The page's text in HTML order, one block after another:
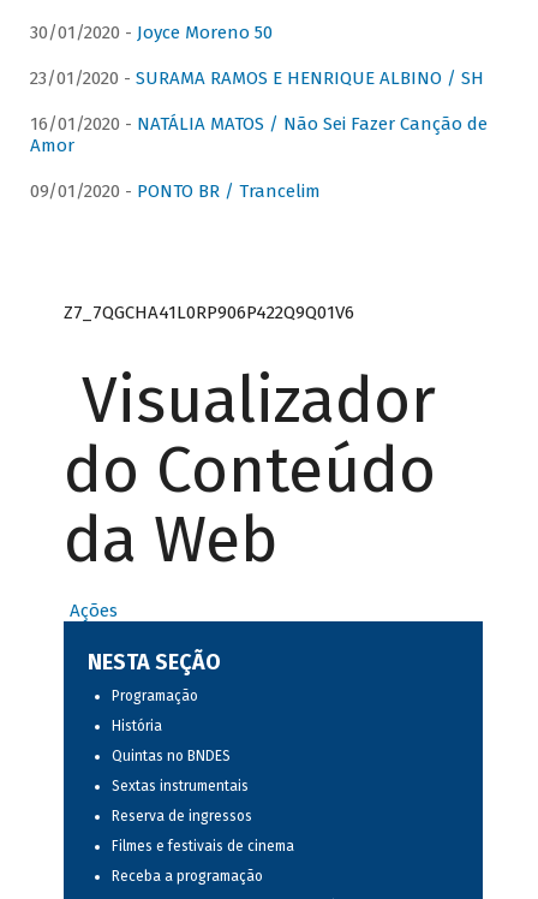
30/01/2020 - Joyce Moreno 50
23/01/2020 - SURAMA RAMOS E HENRIQUE ALBINO / SH
16/01/2020 - NATÁLIA MATOS / Não Sei Fazer Canção de
Amor
09/01/2020 - PONTO BR / Trancelim
Z7_7QGCHA41L0RP906P422Q9Q01V6
Visualizador
do Conteúdo
da Web
Ações
NESTA SEÇÃO
Programação
História
Quintas no BNDES
Sextas instrumentais
Reserva de ingressos
Filmes e festivais de cinema
Receba a programação